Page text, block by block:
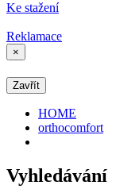
Ke stažení
Reklamace
×
Zavřít
HOME
orthocomfort
Vyhledávání